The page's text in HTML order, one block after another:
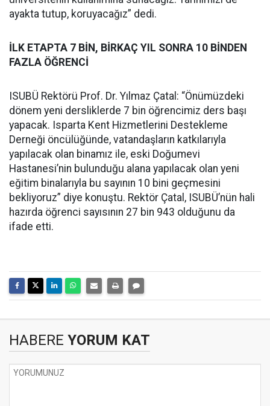
ayakta tutup, koruyacağız” dedi.
İLK ETAPTA 7 BİN, BİRKAÇ YIL SONRA 10 BİNDEN
FAZLA ÖĞRENCİ
ISUBÜ Rektörü Prof. Dr. Yılmaz Çatal: “Önümüzdeki
dönem yeni dersliklerde 7 bin öğrencimiz ders başı
yapacak. Isparta Kent Hizmetlerini Destekleme
Derneği öncülüğünde, vatandaşların katkılarıyla
yapılacak olan binamız ile, eski Doğumevi
Hastanesi’nin bulunduğu alana yapılacak olan yeni
eğitim binalarıyla bu sayının 10 bini geçmesini
bekliyoruz” diye konuştu. Rektör Çatal, ISUBÜ’nün hali
hazırda öğrenci sayısının 27 bin 943 olduğunu da
ifade etti.
HABERE YORUM KAT